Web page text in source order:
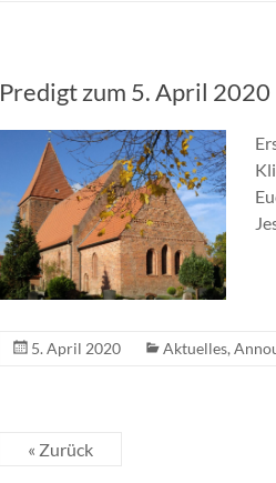
Predigt zum 5. April 2020
5. April 2020 Aktuelles,
« Zurück